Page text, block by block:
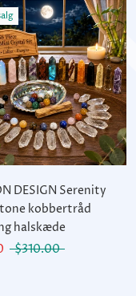
DESIGN Serenity
kobbertråd
halskæde
$310.00